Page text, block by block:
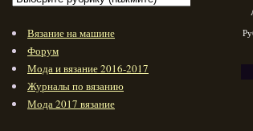
Вязание на машине
Форум
Мода и вязание 2016-2017
Журналы по вязанию
Мода 2017 вязание